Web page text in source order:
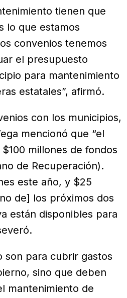
tienen que
lo que estamos
convenios tenemos
el presupuesto
para mantenimiento
estatales”, afirmó.
con los municipios,
mencionó que “el
millones de fondos
de Recuperación).
este año, y $25
de] los próximos dos
están disponibles para
son para cubrir gastos
sino que deben
mantenimiento de